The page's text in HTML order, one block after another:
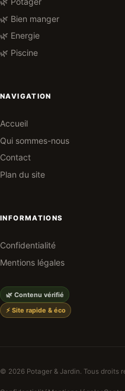
🌿 Bien manger
🌿 Energie
🌿 Piscine
NAVIGATION
Accueil
Qui sommes-nous
Contact
Plan du site
INFORMATIONS
Confidentialité
Mentions légales
🌿 Contenu vérifié
⚡ Site rapide & éco
© 2026 Potager & Jardin. Tous droits